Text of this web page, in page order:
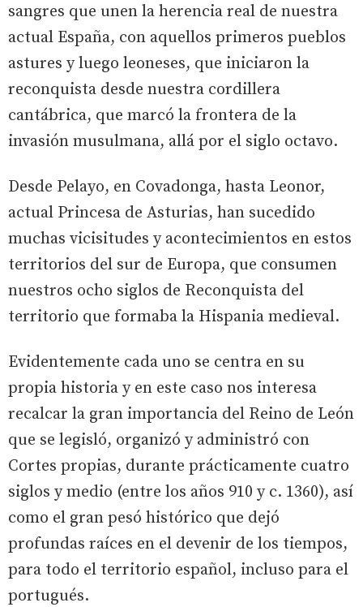
sangres que unen la herencia real de nuestra
actual España, con aquellos primeros pueblos
astures y luego leoneses, que iniciaron la
reconquista desde nuestra cordillera
cantábrica, que marcó la frontera de la
invasión musulmana, allá por el siglo octavo.
Desde Pelayo, en Covadonga, hasta Leonor,
actual Princesa de Asturias, han sucedido
muchas vicisitudes y acontecimientos en estos
territorios del sur de Europa, que consumen
nuestros ocho siglos de Reconquista del
territorio que formaba la Hispania medieval.
Evidentemente cada uno se centra en su
propia historia y en este caso nos interesa
recalcar la gran importancia del Reino de León
que se legisló, organizó y administró con
Cortes propias, durante prácticamente cuatro
siglos y medio (entre los años 910 y c. 1360), así
como el gran pesó histórico que dejó
profundas raíces en el devenir de los tiempos,
para todo el territorio español, incluso para el
portugués.